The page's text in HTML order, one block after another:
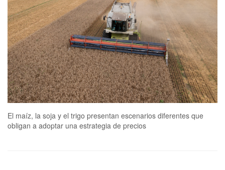
El maíz, la soja y el trigo presentan escenarios diferentes que
obligan a adoptar una estrategia de precios